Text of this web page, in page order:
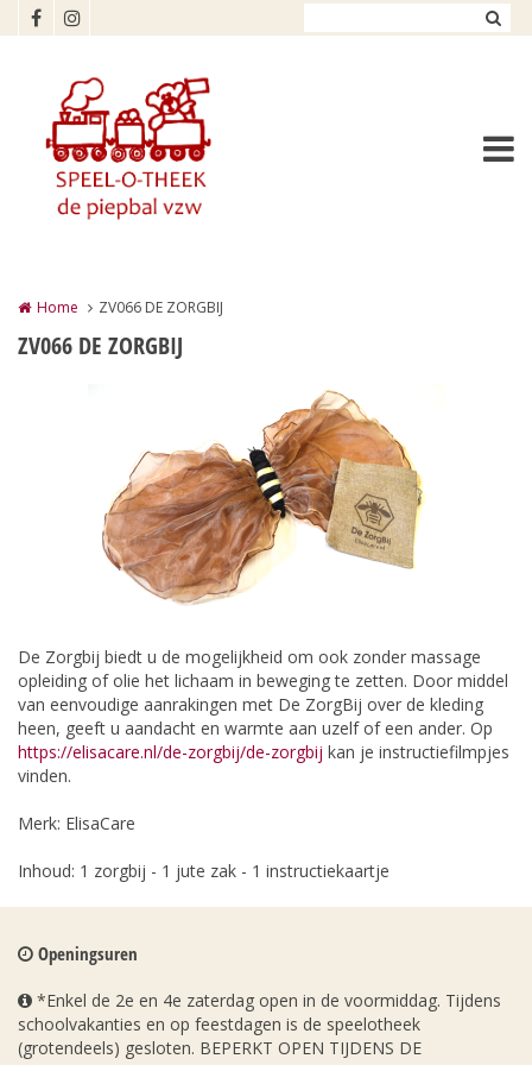
Overslaan en naar de inhoud gaan
Home ZV066 DE ZORGBIJ
ZV066 DE ZORGBIJ
De Zorgbij biedt u de mogelijkheid om ook zonder massage
opleiding of olie het lichaam in beweging te zetten. Door middel
van eenvoudige aanrakingen met De ZorgBij over de kleding
heen, geeft u aandacht en warmte aan uzelf of een ander. Op
https://elisacare.nl/de-zorgbij/de-zorgbij kan je instructiefilmpjes
vinden.
Merk: ElisaCare
Inhoud: 1 zorgbij - 1 jute zak - 1 instructiekaartje
Openingsuren
*Enkel de 2e en 4e zaterdag open in de voormiddag. Tijdens
schoolvakanties en op feestdagen is de speelotheek
(grotendeels) gesloten. BEPERKT OPEN TIJDENS DE